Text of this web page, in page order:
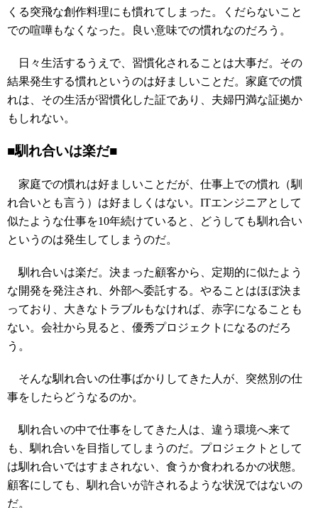
くる突飛な創作料理にも慣れてしまった。くだらないこと
での喧嘩もなくなった。良い意味での慣れなのだろう。
日々生活するうえで、習慣化されることは大事だ。その
結果発生する慣れというのは好ましいことだ。家庭での慣
れは、その生活が習慣化した証であり、夫婦円満な証拠か
もしれない。
■馴れ合いは楽だ■
家庭での慣れは好ましいことだが、仕事上での慣れ（馴
れ合いとも言う）は好ましくはない。ITエンジニアとして
似たような仕事を10年続けていると、どうしても馴れ合い
というのは発生してしまうのだ。
馴れ合いは楽だ。決まった顧客から、定期的に似たよう
な開発を発注され、外部へ委託する。やることはほぼ決ま
っており、大きなトラブルもなければ、赤字になることも
ない。会社から見ると、優秀プロジェクトになるのだろ
う。
そんな馴れ合いの仕事ばかりしてきた人が、突然別の仕
事をしたらどうなるのか。
馴れ合いの中で仕事をしてきた人は、違う環境へ来て
も、馴れ合いを目指してしまうのだ。プロジェクトとして
は馴れ合いではすまされない、食うか食われるかの状態。
顧客にしても、馴れ合いが許されるような状況ではないの
だ。